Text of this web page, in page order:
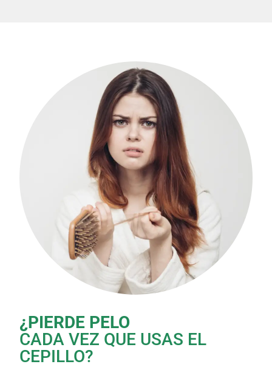
¿PIERDE PELO
CADA VEZ QUE USAS EL
CEPILLO?